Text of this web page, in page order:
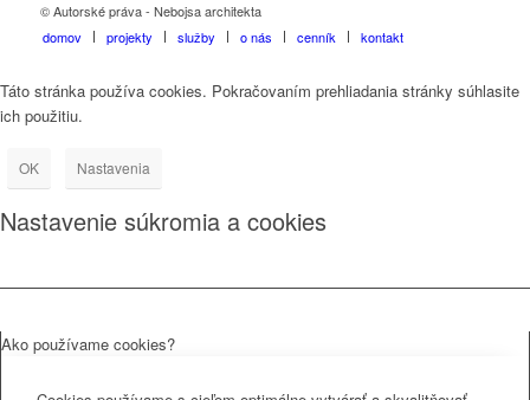
© Autorské práva - Nebojsa architekta
domov
projekty služby o nás cenník kontakt
Táto stránka používa cookies. Pokračovaním prehliadania stránky súhlasite
ich použitiu.
OK Nastavenia
Nastavenie súkromia a cookies
Ako používame cookies?